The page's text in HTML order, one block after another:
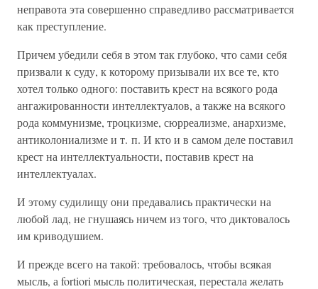
неправота эта совершенно справедливо рассматривается
как преступление.
Причем убедили себя в этом так глубоко, что сами себя
призвали к суду, к которому призывали их все те, кто
хотел только одного: поставить крест на всякого рода
ангажированности интеллектуалов, а также на всякого
рода коммунизме, троцкизме, сюрреализме, анархизме,
антиколониализме и т. п. И кто и в самом деле поставил
крест на интеллектуальности, поставив крест на
интеллектуалах.
И этому судилищу они предавались практически на
любой лад, не гнушаясь ничем из того, что диктовалось
им криводушием.
И прежде всего на такой: требовалось, чтобы всякая
мысль, а fortiori мысль политическая, перестала желать